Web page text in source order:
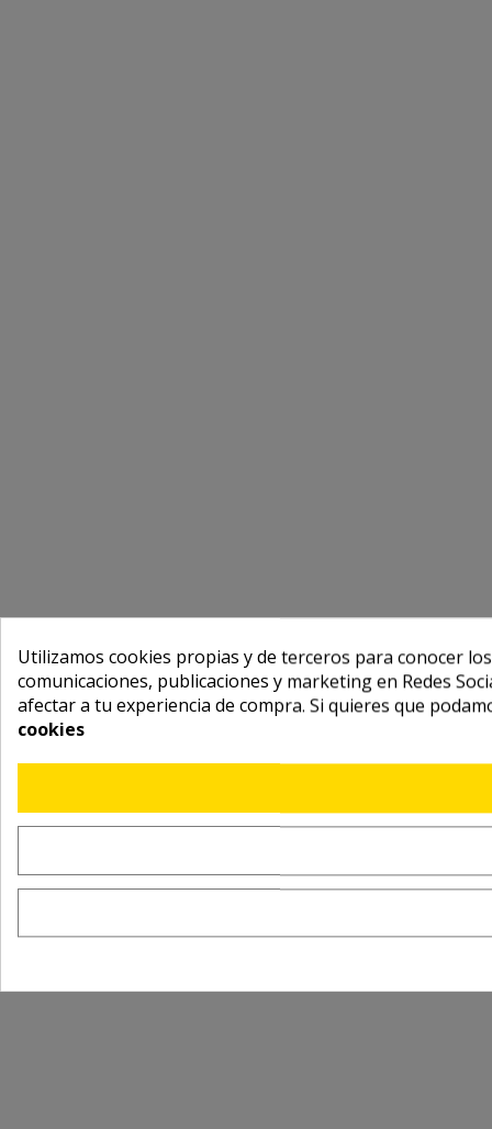
Utilizamos cookies propias y de terceros para conocer
comunicaciones, publicaciones y marketing en Redes
afectar a tu experiencia de compra. Si quieres que
cookies